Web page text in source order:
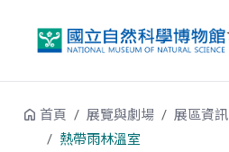
首頁 展覽與劇場 展區資訊
熱帶雨林溫室